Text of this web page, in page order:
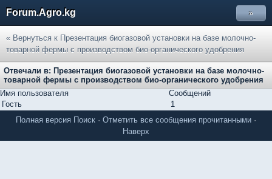
Forum.Agro.kg »
« Вернуться к Презентация биогазовой установки на базе молочно-
товарной фермы с производством био-органического удобрения
Отвечали в: Презентация биогазовой установки на базе молочно-
товарной фермы с производством био-органического удобрения
Имя пользователя
Сообщений
Гость
1
Полная версия Поиск · Отметить все сообщения прочитанными ·
Наверх